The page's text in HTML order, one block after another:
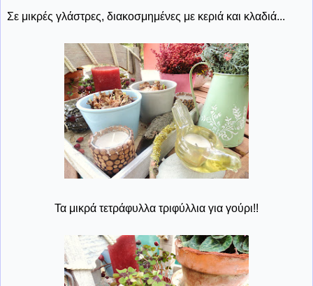
Σε μικρές γλάστρες, διακοσμημένες με κεριά και κλαδιά...
Τα μικρά τετράφυλλα τριφύλλια για γούρι!!